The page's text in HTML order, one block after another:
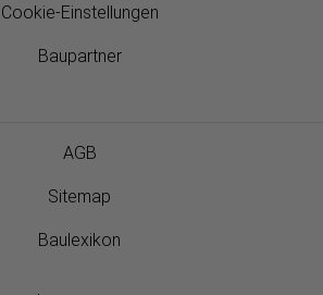
Cookie-Einstellungen
Baupartner
AGB
Sitemap
Baulexikon